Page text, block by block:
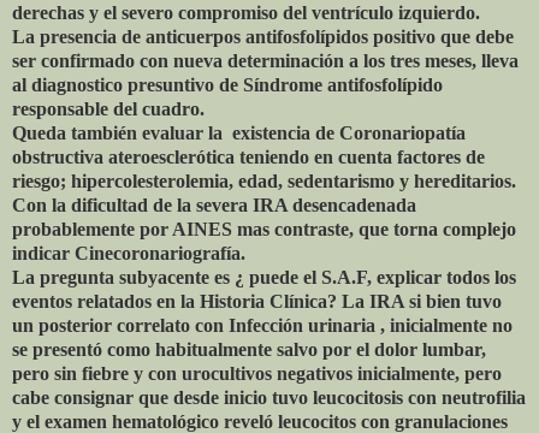
derechas y el severo compromiso del ventrículo izquierdo.
La presencia de anticuerpos antifosfolípidos positivo que debe
ser confirmado con nueva determinación a los tres meses, lleva
al diagnostico presuntivo de Síndrome antifosfolípido
responsable del cuadro.
Queda también evaluar la existencia de Coronariopatía
obstructiva ateroesclerótica teniendo en cuenta factores de
riesgo; hipercolesterolemia, edad, sedentarismo y hereditarios.
Con la dificultad de la severa IRA desencadenada
probablemente por AINES mas contraste, que torna complejo
indicar Cinecoronariografía.
La pregunta subyacente es ¿ puede el S.A.F, explicar todos los
eventos relatados en la Historia Clínica? La IRA si bien tuvo
un posterior correlato con Infección urinaria , inicialmente no
se presentó como habitualmente salvo por el dolor lumbar,
pero sin fiebre y con urocultivos negativos inicialmente, pero
cabe consignar que desde inicio tuvo leucocitosis con neutrofilia
y el examen hematológico reveló leucocitos con granulaciones